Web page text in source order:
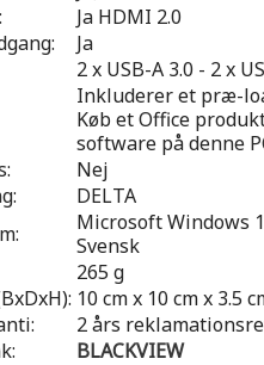
Ja HDMI 2.0
Ja
2 x USB-A 3.0 - 2 x
Inkluderer et præ-
Køb et Office
software på denne
Nej
DELTA
Microsoft Windows
Svensk
265 g
10 cm x 10 cm x 3.5
2 års
BLACKVIEW